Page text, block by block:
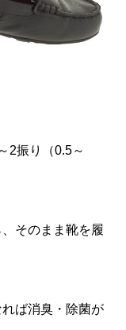
2振り（0.5～
そのまま靴を履
ば消臭・除菌が